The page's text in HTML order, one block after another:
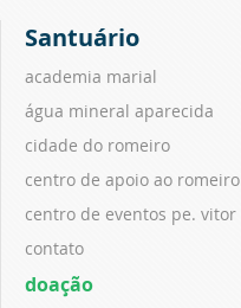
Santuário
academia marial
água mineral aparecida
cidade do romeiro
centro de apoio ao romeiro
centro de eventos pe. vitor
contato
doação